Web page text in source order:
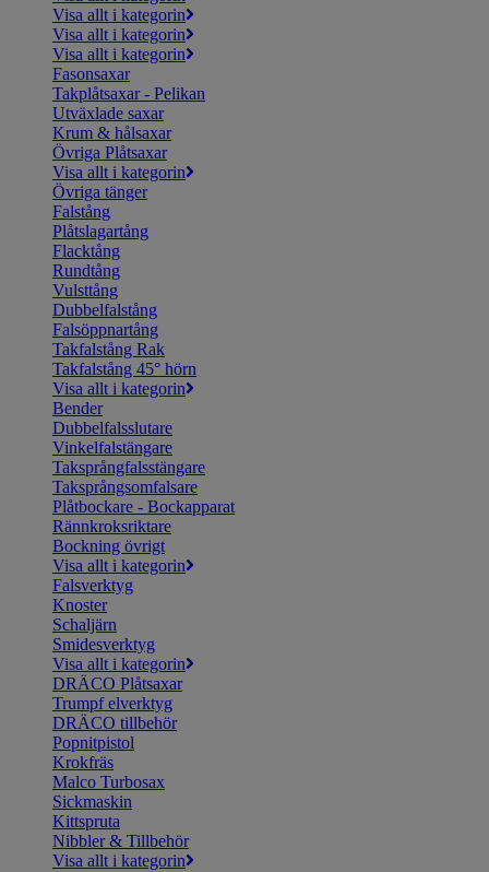
Visa allt i kategorin
Visa allt i kategorin
Visa allt i kategorin
Fasonsaxar
Takplåtsaxar - Pelikan
Utväxlade saxar
Krum & hålsaxar
Övriga Plåtsaxar
Visa allt i kategorin
Övriga tänger
Falstång
Plåtslagartång
Flacktång
Rundtång
Vulsttång
Dubbelfalstång
Falsöppnartång
Takfalstång Rak
Takfalstång 45° hörn
Visa allt i kategorin
Bender
Dubbelfalsslutare
Vinkelfalstängare
Taksprångfalsstängare
Taksprångsomfalsare
Plåtbockare - Bockapparat
Rännkroksriktare
Bockning övrigt
Visa allt i kategorin
Falsverktyg
Knoster
Schaljärn
Smidesverktyg
Visa allt i kategorin
DRÄCO Plåtsaxar
Trumpf elverktyg
DRÄCO tillbehör
Popnitpistol
Krokfräs
Malco Turbosax
Sickmaskin
Kittspruta
Nibbler & Tillbehör
Visa allt i kategorin